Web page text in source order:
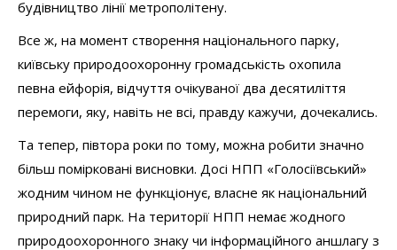
будівництво лінії метрополітену.
Все ж, на момент створення національного парку,
київську природоохоронну громадськість охопила
певна ейфорія, відчуття очікуваної два десятиліття
перемоги, яку, навіть не всі, правду кажучи, дочекались.
Та тепер, півтора роки по тому, можна робити значно
більш помірковані висновки. Досі НПП «Голосіївський»
жодним чином не функціонує, власне як національний
природний парк. На території НПП немає жодного
природоохоронного знаку чи інформаційного аншлагу з